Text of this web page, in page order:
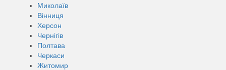
Миколаїв
Вінниця
Херсон
Чернігів
Полтава
Черкаси
Житомир